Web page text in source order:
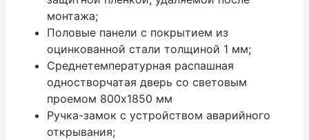
монтажа;
Половые панели с покрытием из
оцинкованной стали толщиной 1 мм;
Среднетемпературная распашная
одностворчатая дверь со световым
проемом 800х1850 мм
Ручка-замок с устройством аварийного
открывания;